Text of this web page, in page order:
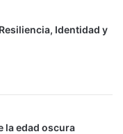
Identidad y
la edad oscura